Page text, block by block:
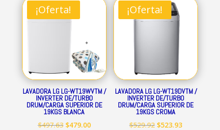
¡Oferta!
LAVADORA LG LG-WT19WVTM /
INVERTER DE/TURBO
DRUM/CARGA SUPERIOR DE
19KGS BLANCA
$497.63 El
$479.00El
¡Oferta!
LAVADORA LG LG-WT19DVTM /
INVERTER DE/TURBO
DRUM/CARGA SUPERIOR DE
19KGS CROMA
$529.92 El
$523.93El